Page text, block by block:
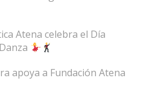
Atena celebra el Día
apoya a Fundación Atena